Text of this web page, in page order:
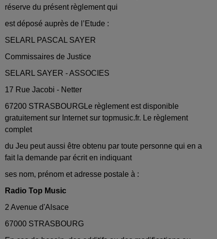
réserve du présent règlement qui
est déposé auprès de l’Etude :
SELARL PASCAL SAYER
Commissaires de Justice
SELARL SAYER - ASSOCIES
17 Rue Jacobi - Netter
67200 STRASBOURGLe règlement est disponible
gratuitement sur Internet sur topmusic.fr. Le règlement
complet
du Jeu peut aussi être obtenu par toute personne qui en a
fait la demande par écrit en indiquant
ses nom, prénom et adresse postale à :
Radio Top Music
2 Avenue d'Alsace
67000 STRASBOURG